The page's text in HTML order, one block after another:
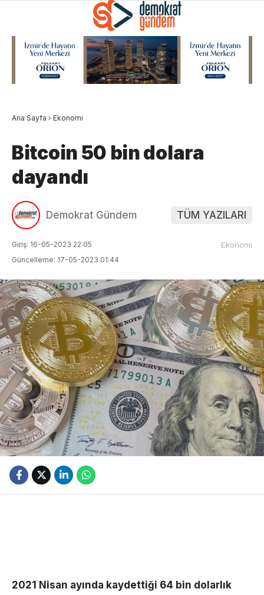
Ana Sayfa › Ekonomi
Bitcoin 50 bin dolara
dayandı
Demokrat Gündem TÜM YAZILARI
Giriş: 16-05-2023 22:05
Güncelleme: 17-05-2023 01:44
Ekonomi
2021 Nisan ayında kaydettiği 64 bin dolarlık